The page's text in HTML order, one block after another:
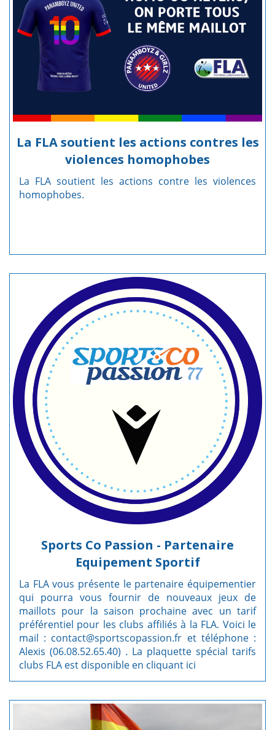
La FLA soutient les actions contres les
violences homophobes
La FLA soutient les actions contre les violences
homophobes.
Sports Co Passion - Partenaire
Equipement Sportif
La FLA vous présente le partenaire équipementier
qui pourra vous fournir de nouveaux jeux de
maillots pour la saison prochaine avec un tarif
préférentiel pour les clubs affiliés à la FLA. Voici le
mail : contact@sportscopassion.fr et téléphone :
Alexis (06.08.52.65.40) . La plaquette spécial tarifs
clubs FLA est disponible en cliquant ici